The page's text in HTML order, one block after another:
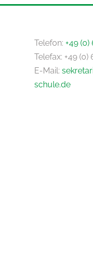
Telefon: +49 (0)
Telefax: +49 (0)
E-Mail:
schule.de